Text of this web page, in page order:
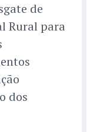
de
Rural para
dos